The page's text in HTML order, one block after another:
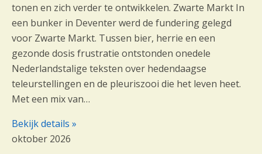
tonen en zich verder te ontwikkelen. Zwarte Markt ‍In
een bunker in Deventer werd de fundering gelegd
voor Zwarte Markt. Tussen bier, herrie en een
gezonde dosis frustratie ontstonden onedele
Nederlandstalige teksten over hedendaagse
teleurstellingen en de pleuriszooi die het leven heet.
‍Met een mix van…
Bekijk details »
oktober 2026